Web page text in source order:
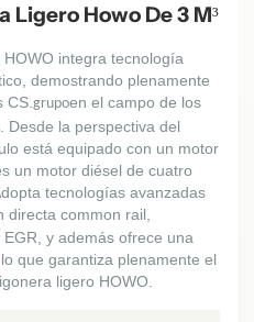
Howo De 3 M³
integra tecnología
demostrando plenamente
CS. grupoen el campo de los
Desde la perspectiva del
está equipado con un motor
un motor diésel de cuatro
tecnologías avanzadas
directa common rail,
y además ofrece una
que garantiza plenamente el
ligero HOWO.